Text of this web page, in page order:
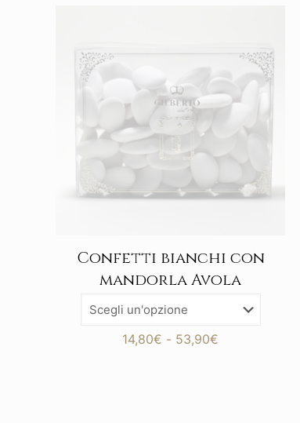
Confetti bianchi con
mandorla Avola
14,80€ - 53,90€